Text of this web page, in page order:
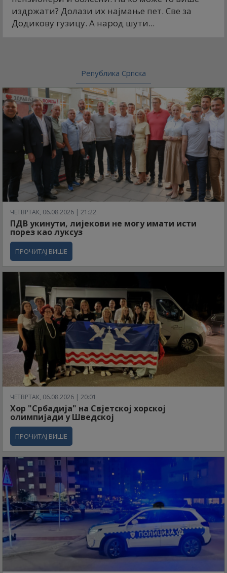
издржати? Долази их најмање пет. Све за
Додикову гузицу. А народ шути...
Република Српска
ЧЕТВРТАК, 06.08.2026 | 21:22
ПДВ укинути, лијекови не могу имати исти
порез као луксуз
ПРОЧИТАЈ ВИШЕ
ЧЕТВРТАК, 06.08.2026 | 20:01
Хор "Србадија" на Свјетској хорској
олимпијади у Шведској
ПРОЧИТАЈ ВИШЕ